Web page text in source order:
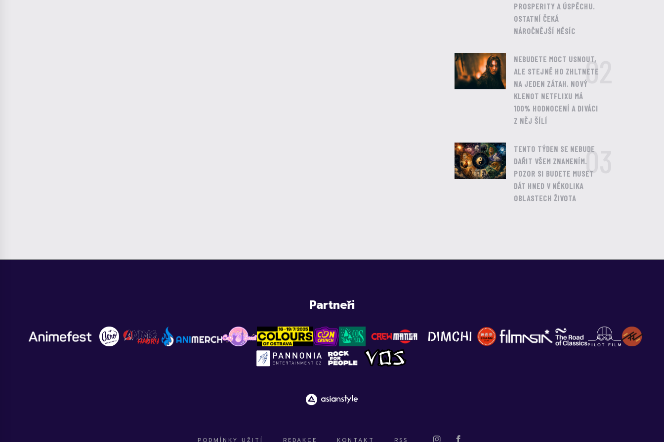
PROSPERITY A ÚSPĚCHU.
OSTATNÍ ČEKÁ
NÁROČNĚJŠÍ MĚSÍC
NEBUDETE MOCT USNOUT,
ALE STEJNĚ HO ZHLTNETE
NA JEDEN ZÁTAH. NOVÝ
KLENOT NETFLIXU MÁ
100% HODNOCENÍ A DIVÁCI
Z NĚJ ŠÍLÍ
02
TENTO TÝDEN SE NEBUDE
DAŘIT VŠEM ZNAMENÍM.
POZOR SI BUDETE MUSET
DÁT HNED V NĚKOLIKA
OBLASTECH ŽIVOTA
03
Partneři